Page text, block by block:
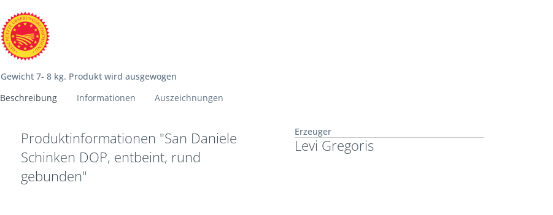
Gewicht 7- 8 kg. Produkt wird ausgewogen
Beschreibung Informationen Auszeichnungen
Produktinformationen "San Daniele
Schinken DOP, entbeint, rund
gebunden"
Erzeuger
Levi Gregoris